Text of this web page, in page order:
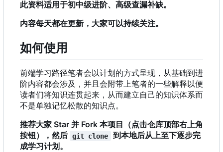
此资料适用于初中级进阶、高级查漏补缺。
内容每天都在更新，大家可以持续关注。
如何使用
前端学习路径笔者会以计划的方式呈现，从基础到进
阶内容都会涉及，并且会附带上笔者的一些解释以便
读者们将知识连贯起来，从而建立自己的知识体系而
不是单独记忆松散的知识点。
推荐大家 Star 并 Fork 本项目（点击仓库顶部右上角
按钮），然后 git clone
到本地后从上至下逐步完
成学习计划。